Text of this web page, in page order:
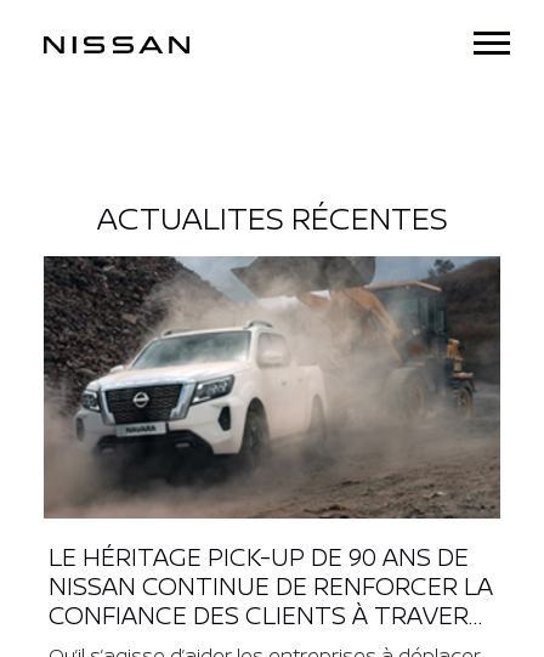
ACTUALITES RÉCENTES
LE HÉRITAGE PICK-UP DE 90 ANS DE
NISSAN CONTINUE DE RENFORCER LA
CONFIANCE DES CLIENTS À TRAVERS
L’AFRIQUE